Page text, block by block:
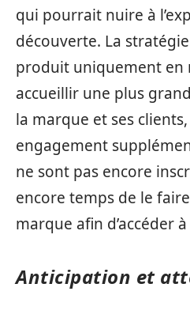
qui pourrait nuire à
découverte. La
produit uniquement en
accueillir une plus
la marque et ses
engagement
ne sont pas encore
encore temps de le
marque afin d’accéder
Anticipation et